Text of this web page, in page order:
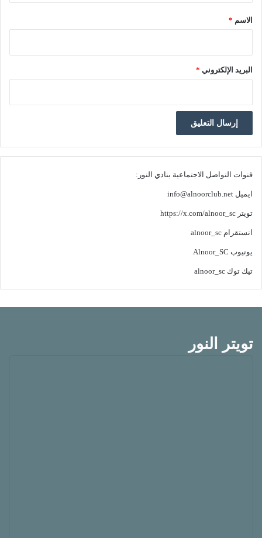
الاسم *
البريد الإلكتروني *
قنوات التواصل الاجتماعية بنادي النور:
ايميل info@alnoorclub.net
تويتر https://x.com/alnoor_sc
انستقرام alnoor_sc
يوتيوب Alnoor_SC
تيك توك alnoor_sc
تويتر النور